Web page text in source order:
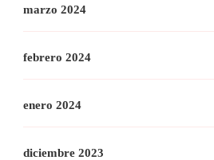
marzo 2024
febrero 2024
enero 2024
diciembre 2023